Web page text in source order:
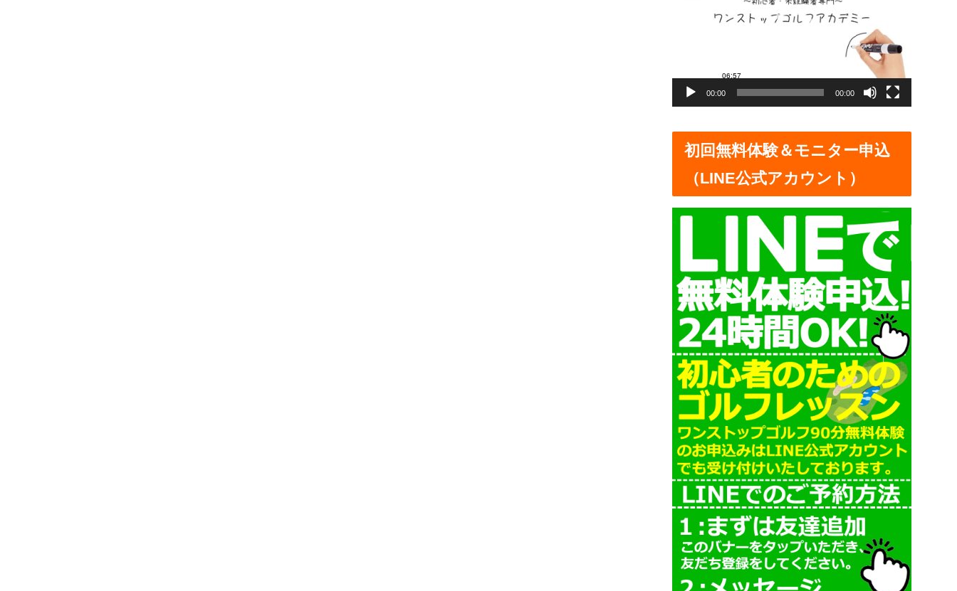
ー
ヤ
ー
00:00 00:00
初回無料体験＆モニター申込
（LINE公式アカウント）